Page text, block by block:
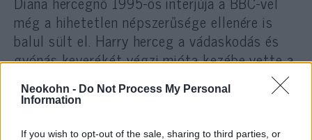
Neokohn - Do Not Process My Personal
Information
If you wish to opt-out of the sale, sharing to third parties, or
még a hihetetlen népszerűsége ellenére is
balul sült el. Harry herceg a vádaskodás és
gyónás keverékét végzi mióta kezébe vette a
mikrofont. Harry kitárulkozása nem
ébresztett szimpátiát az emberek
hogy a család hallgatási taktikája valójában